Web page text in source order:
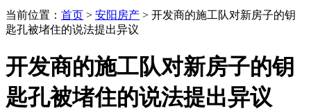
当前位置： 首页 > 安阳房产 > 开发商的施工队对新房子的钥
匙孔被堵住的说法提出异议
开发商的施工队对新房子的钥
匙孔被堵住的说法提出异议